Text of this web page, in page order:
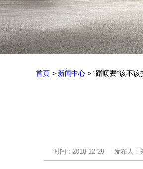
首页 > 新闻中心 > “蹭暖费”该不
时间：2018-12-29 发布人：